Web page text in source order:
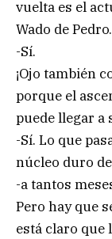
vuelta es el
Wado de Pedro.
-Sí.
¡Ojo también
porque el
puede llegar a
-Sí. Lo que
núcleo duro
-a tantos
Pero hay que
está claro que